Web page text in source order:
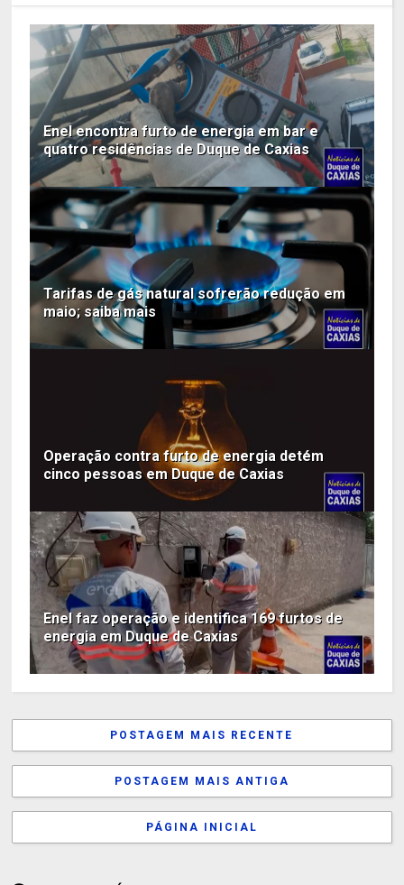
Enel encontra furto de energia em bar e
quatro residências de Duque de Caxias
Tarifas de gás natural sofrerão redução em
maio; saiba mais
Operação contra furto de energia detém
cinco pessoas em Duque de Caxias
Enel faz operação e identifica 169 furtos de
energia em Duque de Caxias
POSTAGEM MAIS RECENTE
POSTAGEM MAIS ANTIGA
PÁGINA INICIAL